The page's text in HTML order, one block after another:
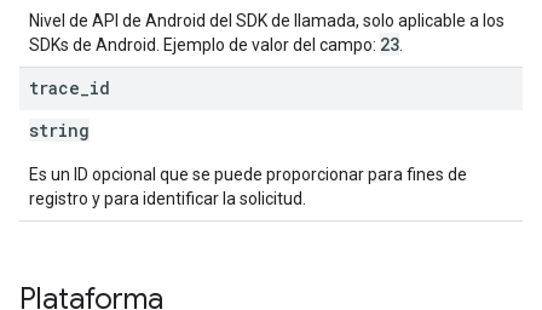
Nivel de API de Android del SDK de llamada, solo aplicable a los
SDKs de Android. Ejemplo de valor del campo: 23
trace id
string
Es un ID opcional que se puede proporcionar para fines de
registro y para identificar la solicitud.
Plataforma